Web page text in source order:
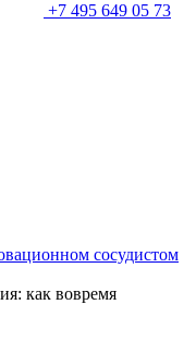
+7 495 649 05 73
сосудистом
как вовремя